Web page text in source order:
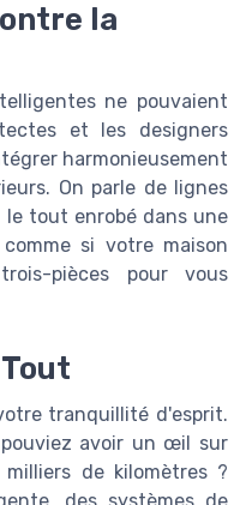
la
ne pouvaient
et les designers
harmonieusement
On parle de lignes
le tout enrobé dans une
si votre maison
pièces pour vous
tranquillité d'esprit.
avoir un œil sur
de kilomètres ?
des systèmes de